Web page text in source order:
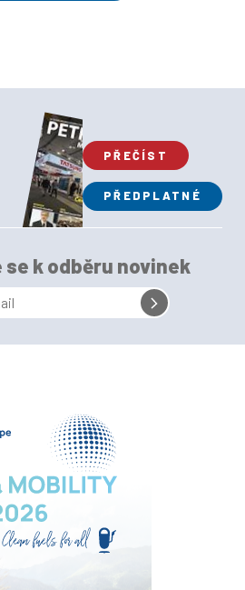
PŘEČÍST
PŘEDPLATNÉ
k odběru novinek